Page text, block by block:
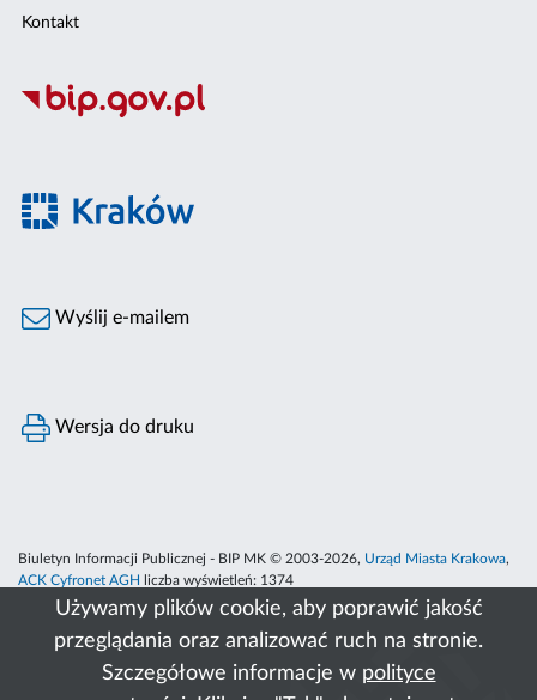
Używamy plików cookie, aby poprawić jakość
przeglądania oraz analizować ruch na stronie.
Szczegółowe informacje w polityce
Kontakt
Wyślij e-mailem
Wersja do druku
Biuletyn Informacji Publicznej - BIP MK © 2003-2026, Urząd Miasta Krakowa,
ACK Cyfronet AGH
liczba wyświetleń: 1374